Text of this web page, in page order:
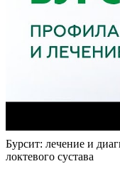
Бурсит: лечение и
локтевого сустава